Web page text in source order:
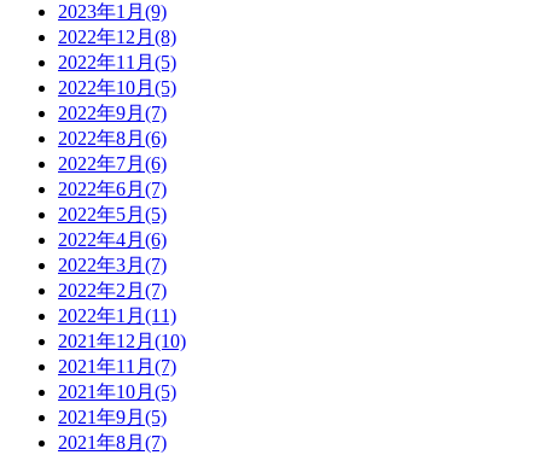
2023年1月(9)
2022年12月(8)
2022年11月(5)
2022年10月(5)
2022年9月(7)
2022年8月(6)
2022年7月(6)
2022年6月(7)
2022年5月(5)
2022年4月(6)
2022年3月(7)
2022年2月(7)
2022年1月(11)
2021年12月(10)
2021年11月(7)
2021年10月(5)
2021年9月(5)
2021年8月(7)